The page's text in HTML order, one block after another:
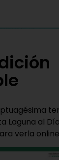
Laguna al
verla